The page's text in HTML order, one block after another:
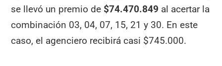
se llevó un premio de $74.470.849 al acertar la
combinación 03, 04, 07, 15, 21 y 30. En este
caso, el agenciero recibirá casi $745.000.